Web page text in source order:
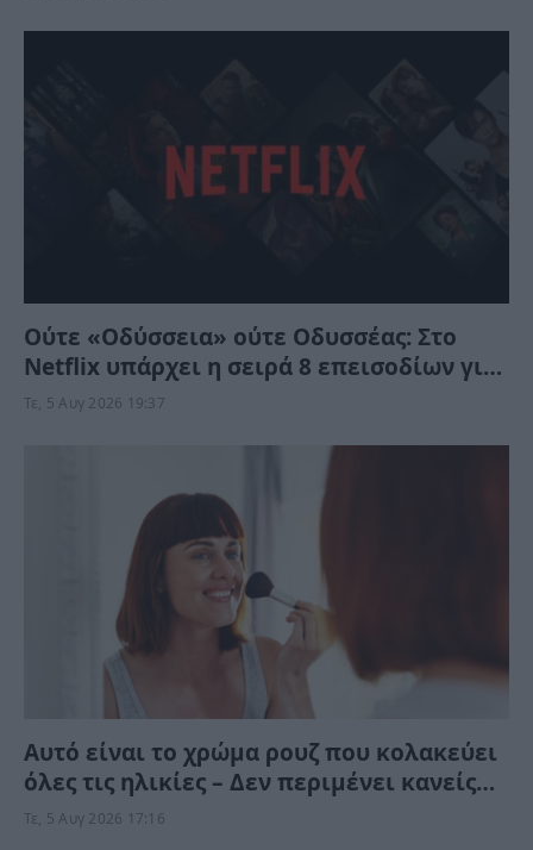
Ούτε «Οδύσσεια» ούτε Οδυσσέας: Στο
Netflix υπάρχει η σειρά 8 επεισοδίων για
να απολαύσετε τον Όμηρο χωρίς να
Τε, 5 Αυγ 2026 19:37
Αυτό είναι το χρώμα ρουζ που κολακεύει
όλες τις ηλικίες – Δεν περιμένει κανείς
ότι “χαρίζει” τέτοια φρεσκάδα και
Τε, 5 Αυγ 2026 17:16